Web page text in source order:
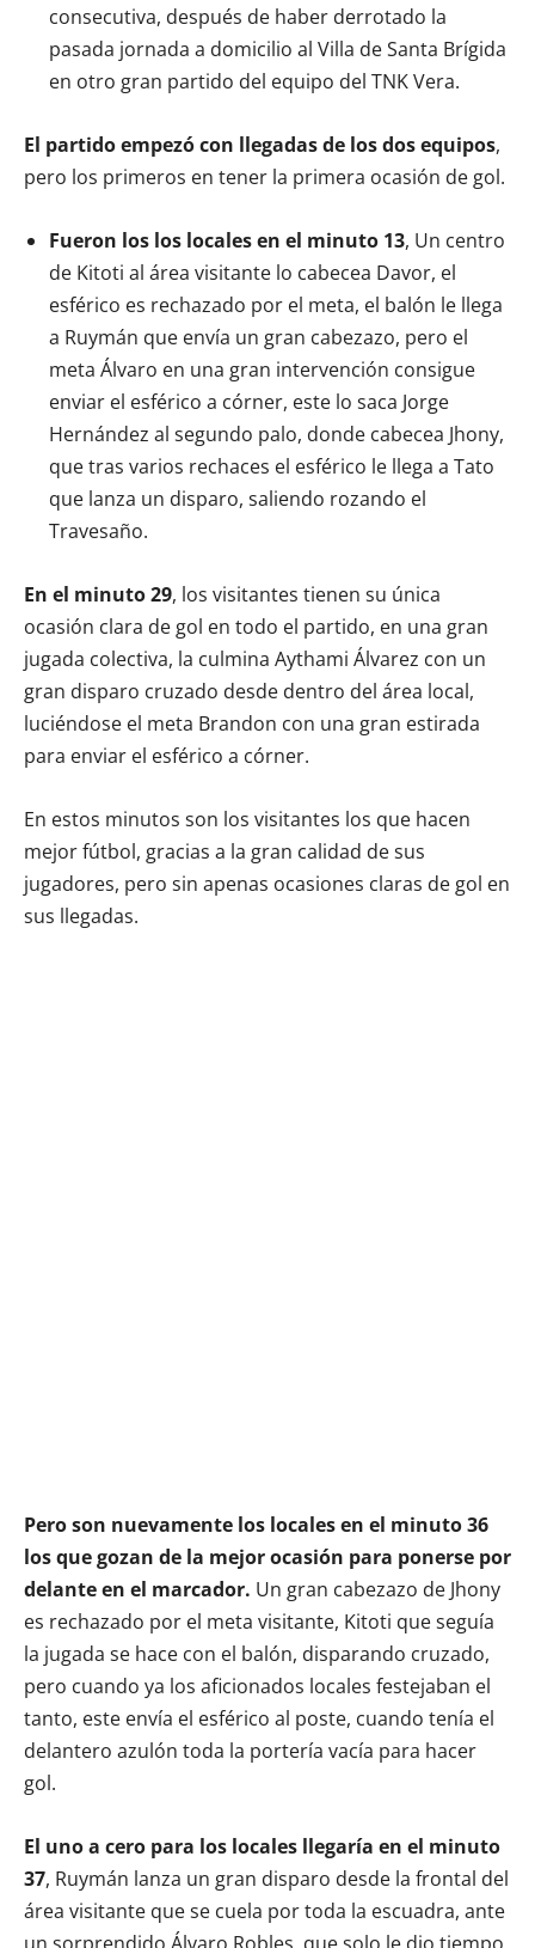
consecutiva, después de haber derrotado la
pasada jornada a domicilio al Villa de Santa Brígida
en otro gran partido del equipo del TNK Vera.
El partido empezó con llegadas de los dos equipos,
pero los primeros en tener la primera ocasión de gol.
Fueron los los locales en el minuto 13, Un centro
de Kitoti al área visitante lo cabecea Davor, el
esférico es rechazado por el meta, el balón le llega
a Ruymán que envía un gran cabezazo, pero el
meta Álvaro en una gran intervención consigue
enviar el esférico a córner, este lo saca Jorge
Hernández al segundo palo, donde cabecea Jhony,
que tras varios rechaces el esférico le llega a Tato
que lanza un disparo, saliendo rozando el
Travesaño.
En el minuto 29, los visitantes tienen su única
ocasión clara de gol en todo el partido, en una gran
jugada colectiva, la culmina Aythami Álvarez con un
gran disparo cruzado desde dentro del área local,
luciéndose el meta Brandon con una gran estirada
para enviar el esférico a córner.
En estos minutos son los visitantes los que hacen
mejor fútbol, gracias a la gran calidad de sus
jugadores, pero sin apenas ocasiones claras de gol en
sus llegadas.
Pero son nuevamente los locales en el minuto 36
los que gozan de la mejor ocasión para ponerse por
delante en el marcador. Un gran cabezazo de Jhony
es rechazado por el meta visitante, Kitoti que seguía
la jugada se hace con el balón, disparando cruzado,
pero cuando ya los aficionados locales festejaban el
tanto, este envía el esférico al poste, cuando tenía el
delantero azulón toda la portería vacía para hacer
gol.
El uno a cero para los locales llegaría en el minuto
37, Ruymán lanza un gran disparo desde la frontal del
área visitante que se cuela por toda la escuadra, ante